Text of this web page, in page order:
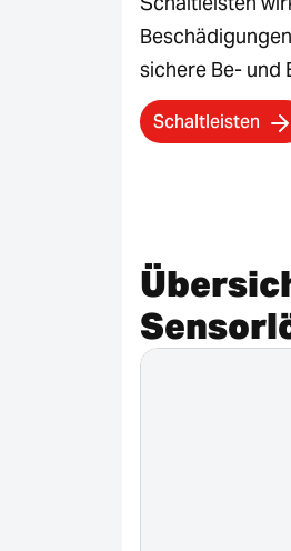
sichere Be- und
Schaltleisten